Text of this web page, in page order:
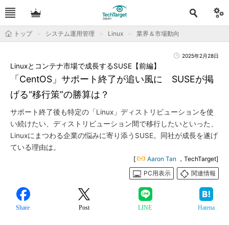
トップ システム運用管理 Linux 業界＆市場動向
2025年2月28日
「CentOS」サポート終了が追い風に SUSEが掲
げる“移行策”の勝算は？
Linuxとコンテナ市場で成長するSUSE【前編】
サポート終了後も特定の「Linux」ディストリビューションを使
い続けたい、ディストリビューション間で移行したいといった、
Linuxにまつわる企業の悩みに寄り添うSUSE。同社が成長を遂げ
ている理由は。
[ Aaron Tan ，TechTarget]
PC用表示
関連情報
Share Post LINE Hatena